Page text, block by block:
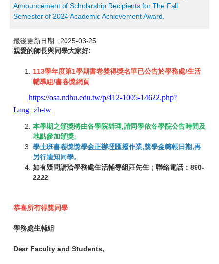
Announcement of Scholarship Recipients for The Fall
Semester of 2024 Academic Achievement Award.
最後更新日期 : 2025-03-25
親愛的師長與同學大家好:
113學年度第1學期書卷獎得獎名單已公告於學務處/生活
輔導組/書卷獎網頁
https://osa.ndhu.edu.tw/p/412-1005-14622.php?
Lang=zh-tw
本學期之頒獎將由各學院辦理,請同學依各學院公告時間及
地點參加頒獎。
學士班書卷獎獎學金正辦理匯撥作業,獎學金轉帳日期,再
另行通知同學。
如有疑問請洽學務處生活輔導組莊先生；聯絡電話：890-
2222
恭喜所有得獎同學
學務處生輔組
Dear Faculty and Students,